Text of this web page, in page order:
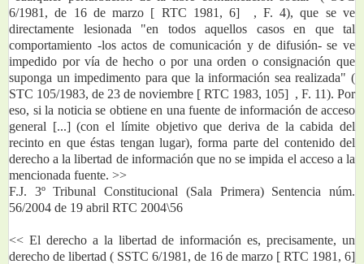
6/1981, de 16 de marzo [ RTC 1981, 6]  , F. 4), que se ve
directamente lesionada "en todos aquellos casos en que tal
comportamiento -los actos de comunicación y de difusión- se ve
impedido por vía de hecho o por una orden o consignación que
suponga un impedimento para que la información sea realizada" (
STC 105/1983, de 23 de noviembre [ RTC 1983, 105]  , F. 11). Por
eso, si la noticia se obtiene en una fuente de información de acceso
general [...] (con el límite objetivo que deriva de la cabida del
recinto en que éstas tengan lugar), forma parte del contenido del
derecho a la libertad de información que no se impida el acceso a la
mencionada fuente. >>
F.J. 3º Tribunal Constitucional (Sala Primera) Sentencia núm.
56/2004 de 19 abril RTC 2004\56
<< El derecho a la libertad de información es, precisamente, un
derecho de libertad ( SSTC 6/1981, de 16 de marzo [ RTC 1981, 6]